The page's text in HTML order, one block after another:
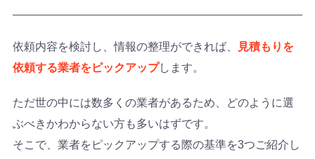
依頼内容を検討し、情報の整理ができれば、
見積もりを
依頼する業者をピックアップします。
ただ世の中には数多くの業者があるため、どのように選
ぶべきかわからない方も多いはずです。
そこで、業者をピックアップする際の基準を3つご紹介し